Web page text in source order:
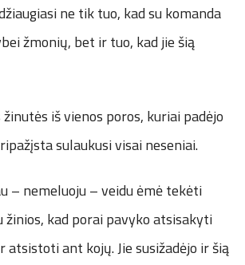
ne tik tuo, kad su komanda
žmonių, bet ir tuo, kad jie šią
iš vienos poros, kuriai padėjo
sulaukusi visai neseniai.
– nemeluoju – veidu ėmė tekėti
žinios, kad porai pavyko atsisakyti
ant kojų. Jie susižadėjo ir šią